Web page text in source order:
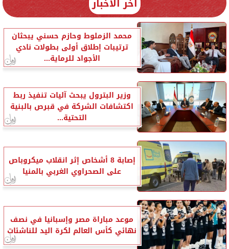
محمد الزملوط وحازم حسني يبحثان
ترتيبات إطلاق أولى بطولات نادي
الأجواد للرماية...
وزير البترول يبحث آليات تنفيذ ربط
اكتشافات الشركة في قبرص بالبنية
التحتية...
إصابة 8 أشخاص إثر انقلاب ميكروباص
على الصحراوي الغربي بالمنيا
موعد مباراة مصر وإسبانيا في نصف
نهائي كأس العالم لكرة اليد للناشئات